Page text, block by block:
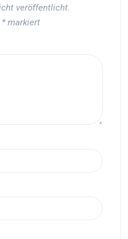
veröffentlicht.
*markiert